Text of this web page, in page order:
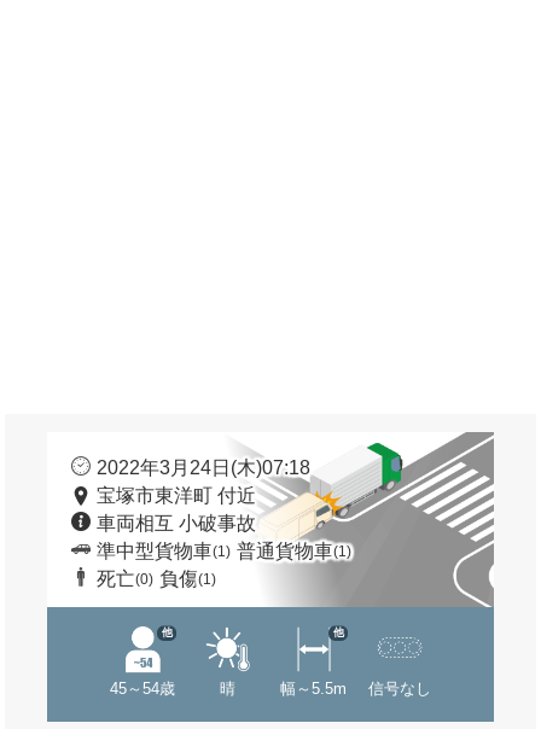
2022年3月24日(木)07:18
宝塚市東洋町 付近
車両相互 小破事故
準中型貨物車(1) 普通貨物車(1)
死亡(0) 負傷(1)
45～54歳
他
晴 幅～5.5m
他
信号なし